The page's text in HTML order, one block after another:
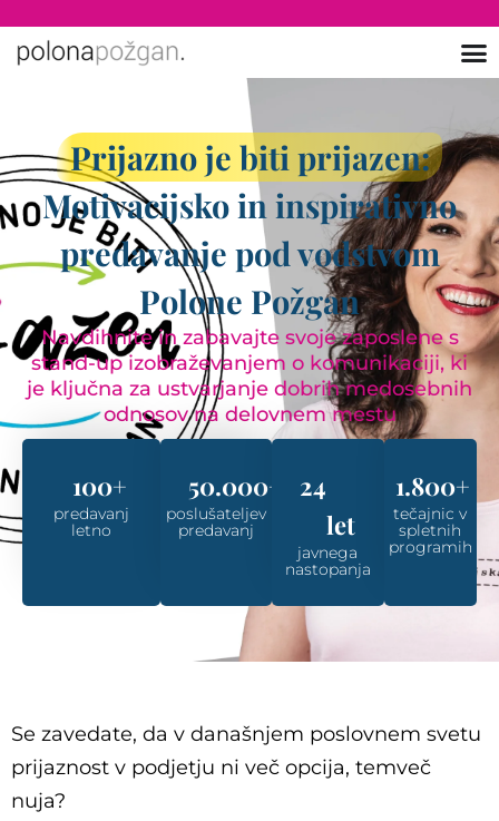
Prijazno je biti prijazen:
Motivacijsko in inspirativno
predavanje pod vodstvom
Polone Požgan
Navdihnite in zabavajte svoje zaposlene s
stand-up izobraževanjem o komunikaciji, ki
je ključna za ustvarjanje dobrih medosebnih
odnosov na delovnem mestu
predavanj
letno
100+
poslušateljev
predavanj
50.000+
javnega
nastopanja
24
let
tečajnic v
spletnih
programih
1.800+
Se zavedate, da v današnjem poslovnem svetu
prijaznost v podjetju ni več opcija, temveč
nuja?